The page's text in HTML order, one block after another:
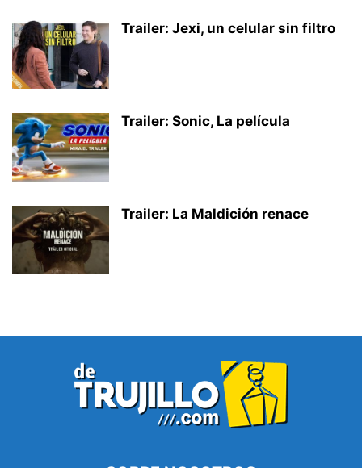
Trailer: Jexi, un celular sin filtro
Trailer: Sonic, La película
Trailer: La Maldición renace